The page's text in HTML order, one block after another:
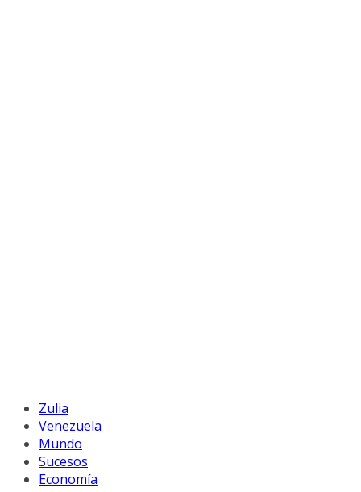
Zulia
Venezuela
Mundo
Sucesos
Economía